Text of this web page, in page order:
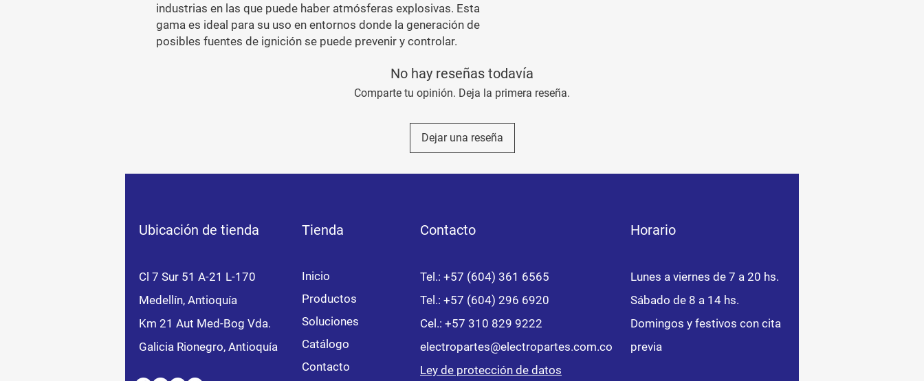
industrias en las que puede haber atmósferas explosivas. Esta
gama es ideal para su uso en entornos donde la generación de
posibles fuentes de ignición se puede prevenir y controlar.
No hay reseñas todavía
Comparte tu opinión. Deja la primera reseña.
Dejar una reseña
Ubicación de tienda
Cl 7 Sur 51 A-21 L-170
Medellín, Antioquía
Km 21 Aut Med-Bog Vda.
Galicia Rionegro, Antioquía
Tienda
Inicio
Productos
Soluciones
Catálogo
Contacto
Contacto
Tel.: +57 (604) 361 6565
Tel.: +57 (604) 296 6920
Cel.: +57 310 829 9222
electropartes@electropartes.com.co
Ley de protección de datos
Horario
Lunes a viernes de 7 a 20 hs.
Sábado de 8 a 14 hs.
Domingos y festivos con cita
previa